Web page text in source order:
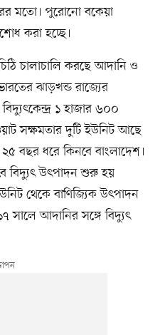
মতো। পুরোনো বকেয়া
করা হচ্ছে।
চালাচালি করছে আদানি ও
ঝাড়খন্ড রাজ্যের
১ হাজার ৬০০
সক্ষমতার দুটি ইউনিট আছে
বছর ধরে কিনবে বাংলাদেশ।
বিদ্যুৎ উৎপাদন শুরু হয়
থেকে বাণিজ্যিক উৎপাদন
আদানির সঙ্গে বিদ্যুৎ